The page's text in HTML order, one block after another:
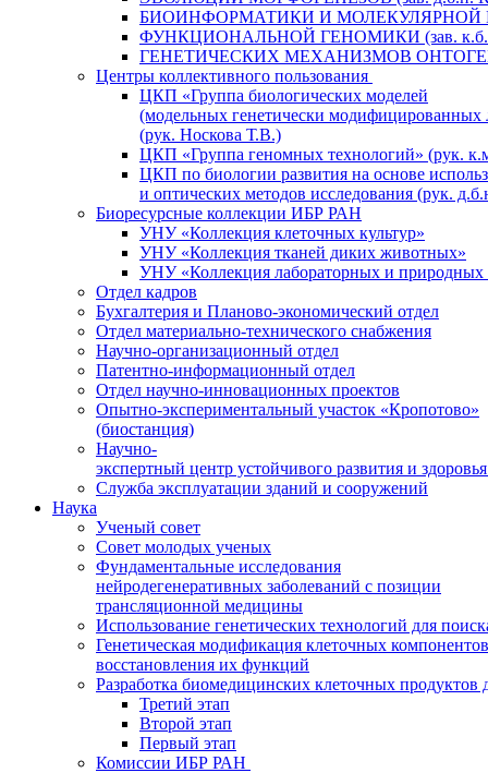
БИОИНФОРМАТИКИ И МОЛЕКУЛЯРНОЙ
ФУНКЦИОНАЛЬНОЙ ГЕНОМИКИ (зав.
ГЕНЕТИЧЕСКИХ МЕХАНИЗМОВ
Центры коллективного пользования
ЦКП «Группа биологических моделей
(модельных генетически
(рук. Носкова Т.В.)
ЦКП «Группа геномных технологий» (рук.
ЦКП по биологии развития на основе
и оптических методов исследования (рук.
Биоресурсные коллекции ИБР РАН
УНУ «Коллекция клеточных культур»
УНУ «Коллекция тканей диких животных»
УНУ «Коллекция лабораторных и природных
Отдел кадров
Бухгалтерия и Планово-экономический отдел
Отдел материально-технического снабжения
Научно-организационный отдел
Патентно-информационный отдел
Отдел научно-инновационных проектов
Опытно-экспериментальный участок «Кропотово»
(биостанция)
Научно-
экспертный центр устойчивого развития и
Служба эксплуатации зданий и сооружений
Наука
Ученый совет
Совет молодых ученых
Фундаментальные исследования
нейродегенеративных заболеваний с позиции
трансляционной медицины
Использование генетических технологий для
Генетическая модификация клеточных
восстановления их функций
Разработка биомедицинских клеточных продуктов
Третий этап
Второй этап
Первый этап
Комиссии ИБР РАН